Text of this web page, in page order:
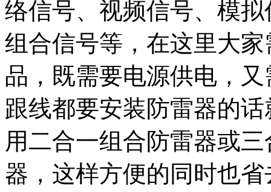
络信号、视频信号、模
组合信号等，在这里大
品，既需要电源供电，
跟线都要安装防雷器的
用二合一组合防雷器或
器，这样方便的同时也